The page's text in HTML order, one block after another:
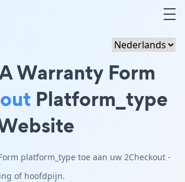
Warranty Form
Platform_type
platform_type toe aan uw 2Checkout -
of hoofdpijn.